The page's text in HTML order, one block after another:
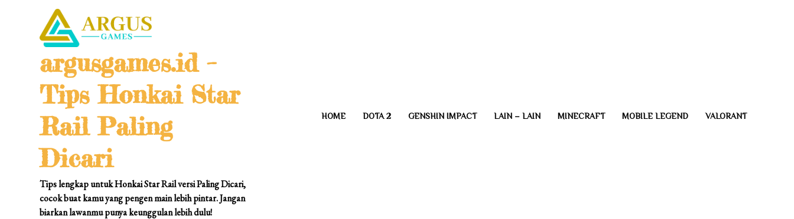
argusgames.id –
Tips Honkai Star
Rail Paling
Dicari
Tips lengkap untuk Honkai Star Rail versi Paling Dicari,
cocok buat kamu yang pengen main lebih pintar. Jangan
biarkan lawanmu punya keunggulan lebih dulu!
HOME DOTA 2 GENSHIN IMPACT LAIN – LAIN MINECRAFT MOBILE LEGEND VALORANT